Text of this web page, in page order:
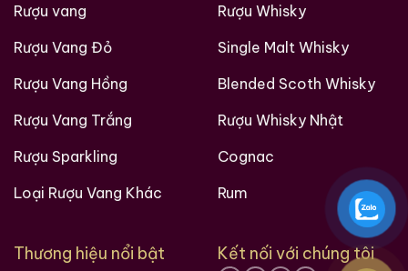
Rượu vang
Rượu Vang Đỏ
Rượu Vang Hồng
Rượu Vang Trắng
Rượu Sparkling
Loại Rượu Vang Khác
Rượu Whisky
Single Malt Whisky
Blended Scoth Whisky
Rượu Whisky Nhật
Cognac
Rum
Thương hiệu nổi bật Kết nối với chúng tôi